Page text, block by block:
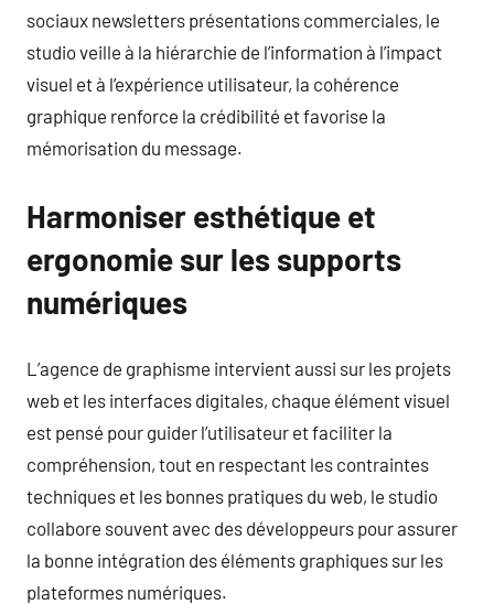
sociaux newsletters présentations commerciales, le
studio veille à la hiérarchie de l’information à l’impact
visuel et à l’expérience utilisateur, la cohérence
graphique renforce la crédibilité et favorise la
mémorisation du message.
Harmoniser esthétique et
ergonomie sur les supports
numériques
L’agence de graphisme intervient aussi sur les projets
web et les interfaces digitales, chaque élément visuel
est pensé pour guider l’utilisateur et faciliter la
compréhension, tout en respectant les contraintes
techniques et les bonnes pratiques du web, le studio
collabore souvent avec des développeurs pour assurer
la bonne intégration des éléments graphiques sur les
plateformes numériques.